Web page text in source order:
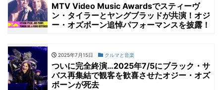
MTV Video Music Awardsでスティーヴ
ン・タイラーとヤングブラッドが共演！オジ
ー・オズボーン追悼パフォーマンスを披露！
2025年7月15日 クルマと音楽
ついに完全終演…2025年7/5にブラック・サ
バス再集結で観客を歓喜させたオジー・オズ
ボーンが死去